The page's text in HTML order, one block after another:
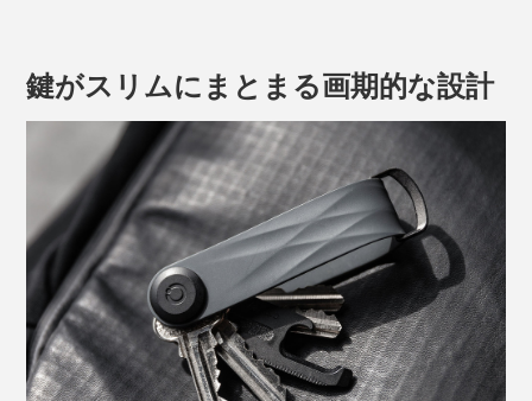
ジャラジャラしている鍵束も、スッキリ収まる
『Orbitkey』のセットは、カンタン。
ケース内のネジ受け部分に、鍵を重ねたら、ケースの外
側から、お手持ちの硬貨でネジを締めてください。
鍵が勝手に飛び出てしまうことがないので、バッグやポ
鍵がスリムにまとまる画期的な設計